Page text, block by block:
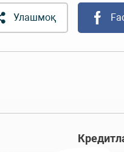
Улашмоқ